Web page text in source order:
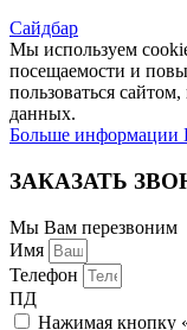
Сайдбар
Мы используем
посещаемости и
пользоваться
данных.
Больше информации
ЗАКАЗАТЬ
Мы Вам перезвоним
Имя
Телефон
ПД
Нажимая кнопку